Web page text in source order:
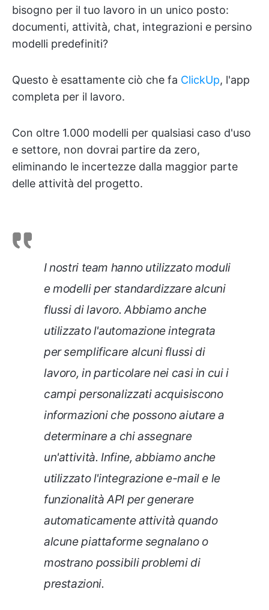
bisogno per il tuo lavoro in un unico posto:
documenti, attività, chat, integrazioni e persino
modelli predefiniti?
Questo è esattamente ciò che fa ClickUp, l'app
completa per il lavoro.
Con oltre 1.000 modelli per qualsiasi caso d'uso
e settore, non dovrai partire da zero,
eliminando le incertezze dalla maggior parte
delle attività del progetto.
I nostri team hanno utilizzato moduli
e modelli per standardizzare alcuni
flussi di lavoro. Abbiamo anche
utilizzato l'automazione integrata
per semplificare alcuni flussi di
lavoro, in particolare nei casi in cui i
campi personalizzati acquisiscono
informazioni che possono aiutare a
determinare a chi assegnare
un'attività. Infine, abbiamo anche
utilizzato l'integrazione e-mail e le
funzionalità API per generare
automaticamente attività quando
alcune piattaforme segnalano o
mostrano possibili problemi di
prestazioni.